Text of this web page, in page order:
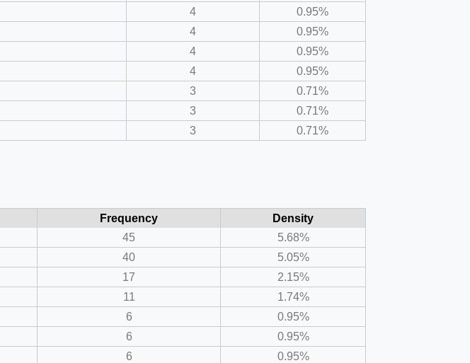
4
0.95%
4
0.95%
4
0.95%
4
0.95%
3
0.71%
3
0.71%
3 0.71%
Frequency
Density
45
5.68%
40
5.05%
17
2.15%
11
1.74%
6
0.95%
6
0.95%
6
0.95%